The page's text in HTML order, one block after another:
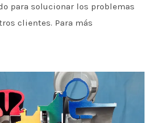
para solucionar los problemas
clientes. Para más